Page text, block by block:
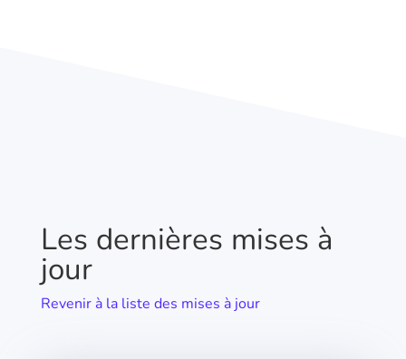
Les dernières mises à
jour
Revenir à la liste des mises à jour